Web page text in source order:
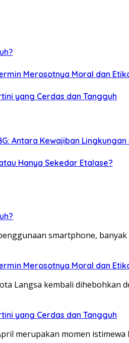
Merosotnya Moral dan
yang Cerdas dan Tangguh
Antara Kewajiban
Hanya Sekedar Etalase?
smartphone,
Merosotnya Moral dan
Langsa kembali dihebohkan
yang Cerdas dan Tangguh
merupakan momen